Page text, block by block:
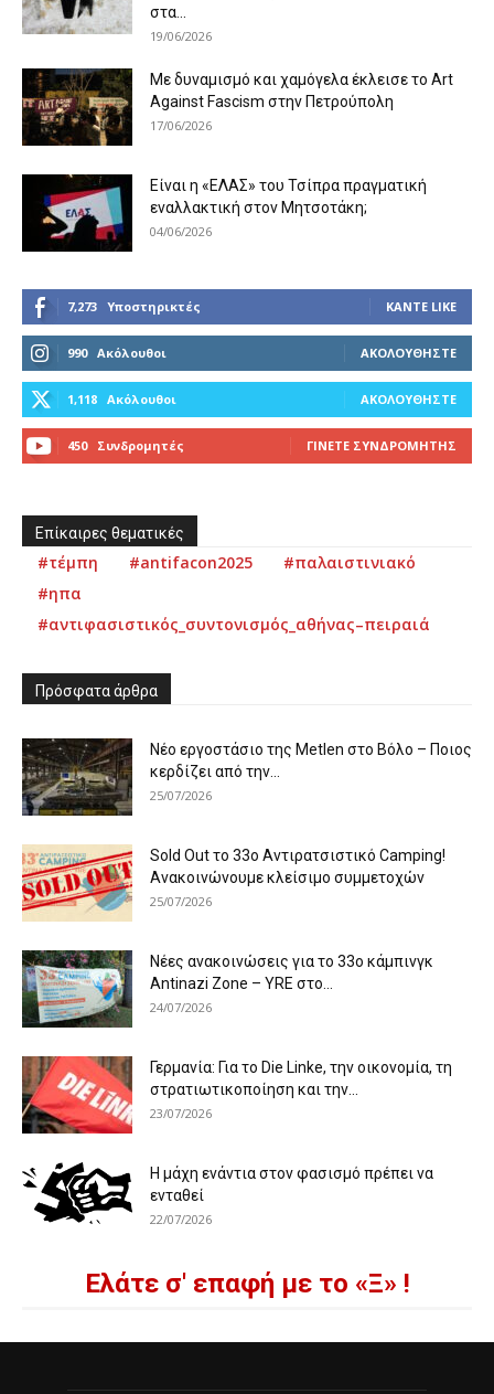
στα...
19/06/2026
Με δυναμισμό και χαμόγελα έκλεισε το Art
Against Fascism στην Πετρούπολη
17/06/2026
Είναι η «ΕΛΑΣ» του Τσίπρα πραγματική
εναλλακτική στον Μητσοτάκη;
04/06/2026
7,273 Υποστηρικτές ΚΆΝΤΕ LIKE
990 Ακόλουθοι ΑΚΟΛΟΥΘΉΣΤΕ
1,118 Ακόλουθοι ΑΚΟΛΟΥΘΉΣΤΕ
450 Συνδρομητές ΓΊΝΕΤΕ ΣΥΝΔΡΟΜΗΤΉΣ
Επίκαιρες θεματικές
#τέμπη #antifacon2025
#παλαιστινιακό
#ηπα
#αντιφασιστικός_συντονισμός_αθήνας–πειραιά
Πρόσφατα άρθρα
Νέο εργοστάσιο της Metlen στο Βόλο – Ποιος
κερδίζει από την...
25/07/2026
Sold Out το 33ο Αντιρατσιστικό Camping!
Ανακοινώνουμε κλείσιμο συμμετοχών
25/07/2026
Νέες ανακοινώσεις για το 33ο κάμπινγκ
Antinazi Zone – YRE στο...
24/07/2026
Γερμανία: Για το Die Linke, την οικονομία, τη
στρατιωτικοποίηση και την...
23/07/2026
Η μάχη ενάντια στον φασισμό πρέπει να
ενταθεί
22/07/2026
Ελάτε σ' επαφή με το «Ξ» !